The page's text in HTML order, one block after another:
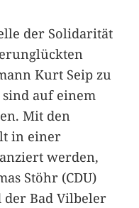
der Solidarität
Kurt Seip zu
auf einem
Mit den
in einer
werden,
Stöhr (CDU)
der Bad Vilbeler